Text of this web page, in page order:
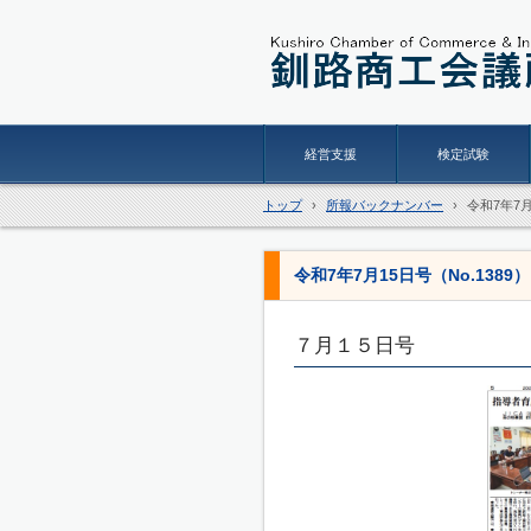
経営支援 検定試験
トップ › 所報バックナンバー › 令和7年7
令和7年7月15日号（No.1389）
７月１５日号